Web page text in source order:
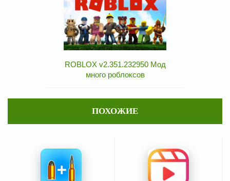
ROBLOX v2.351.232950 Мод
много роблоксов
ПОХОЖИЕ